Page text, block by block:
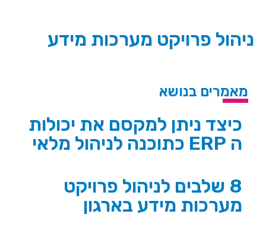
ניהול פרויקט מערכות מידע
מאמרים בנושא
כיצד ניתן למקסם את יכולות
ה ERP כתוכנה לניהול מלאי
8 שלבים לניהול פרויקט
מערכות מידע בארגון